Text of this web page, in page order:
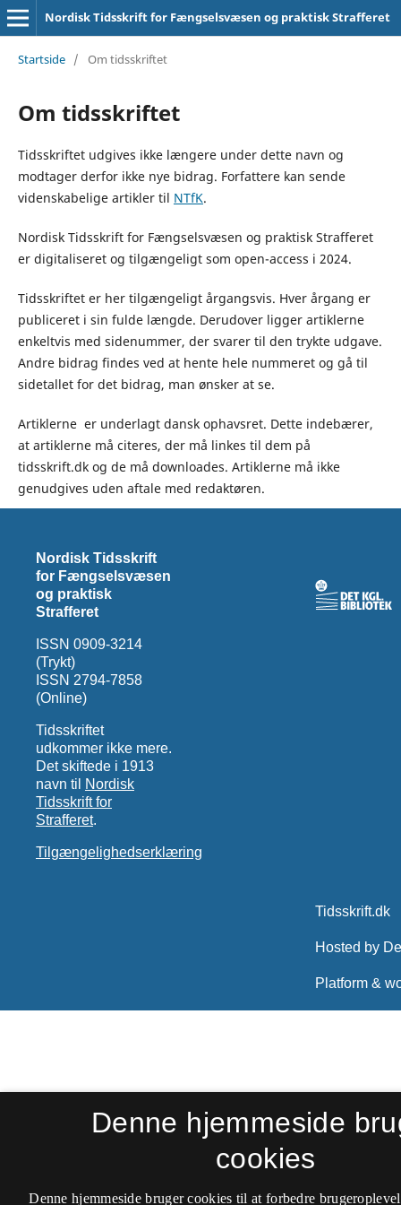
Nordisk Tidsskrift for Fængselsvæsen og praktisk Strafferet
Startside / Om tidsskriftet
Om tidsskriftet
Tidsskriftet udgives ikke længere under dette navn og
modtager derfor ikke nye bidrag. Forfattere kan sende
videnskabelige artikler til NTfK.
Nordisk Tidsskrift for Fængselsvæsen og praktisk Strafferet
er digitaliseret og tilgængeligt som open-access i 2024.
Tidsskriftet er her tilgængeligt årgangsvis. Hver årgang er
publiceret i sin fulde længde. Derudover ligger artiklerne
enkeltvis med sidenummer, der svarer til den trykte udgave.
Andre bidrag findes ved at hente hele nummeret og gå til
sidetallet for det bidrag, man ønsker at se.
Artiklerne er underlagt dansk ophavsret. Dette indebærer,
at artiklerne må citeres, der må linkes til dem på
tidsskrift.dk og de må downloades. Artiklerne må ikke
genudgives uden aftale med redaktøren.
Nordisk Tidsskrift
for Fængselsvæsen
og praktisk
Strafferet
ISSN 0909-3214
(Trykt)
ISSN 2794-7858
(Online)
Tidsskriftet
udkommer ikke mere.
Det skiftede i 1913
navn til
Nordisk
Tidsskrift for
Strafferet.
Tilgængelighedserklæring
Denne hjemmeside
cookies
Denne hjemmeside bruger cookies til at forbedre